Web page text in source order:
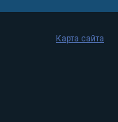
Карта сайта